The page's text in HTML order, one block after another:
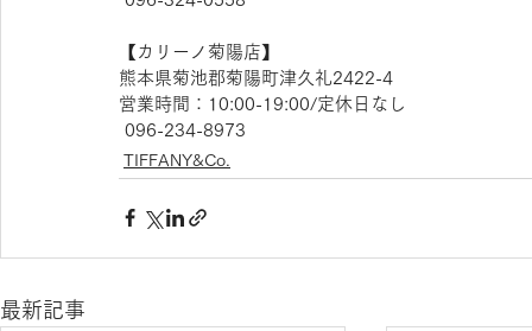
【​カリーノ菊陽店】
熊本県菊池郡菊陽町津久礼2422-4
営業時間：10:00-19:00/定休日なし
096-234-8973
TIFFANY&Co.
最新記事